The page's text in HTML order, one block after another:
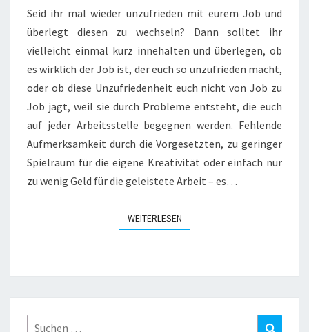
UNZUFRIEDENHEIT
HILFT
…
Seid ihr mal wieder unzufrieden mit eurem Job und
überlegt diesen zu wechseln? Dann solltet ihr
vielleicht einmal kurz innehalten und überlegen, ob
es wirklich der Job ist, der euch so unzufrieden macht,
oder ob diese Unzufriedenheit euch nicht von Job zu
Job jagt, weil sie durch Probleme entsteht, die euch
auf jeder Arbeitsstelle begegnen werden. Fehlende
Aufmerksamkeit durch die Vorgesetzten, zu geringer
Spielraum für die eigene Kreativität oder einfach nur
zu wenig Geld für die geleistete Arbeit – es…
WEITERLESENWEITERLESEN
Suchen